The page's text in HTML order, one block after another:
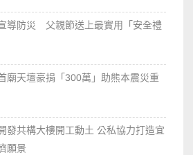
導防災 父親節送上最實用「安全禮
廟天壇豪捐「300萬」助熊本震災重
發共構大樓開工動土 公私協力打造宜
願景